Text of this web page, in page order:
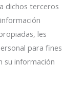
dichos terceros
les
para fines
su información